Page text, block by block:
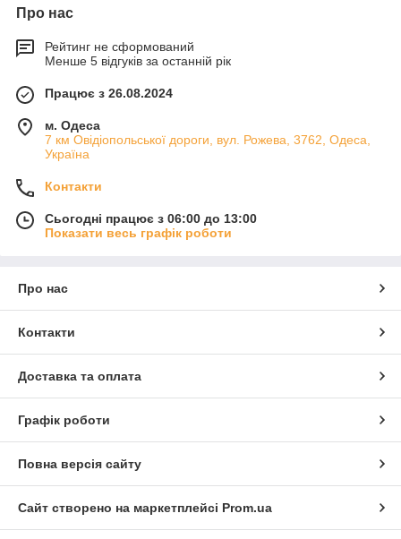
Про нас
Рейтинг не сформований
Менше 5 відгуків за останній рік
Працює з 26.08.2024
м. Одеса
7 км Овідіопольської дороги, вул. Рожева, 3762, Одеса,
Україна
Контакти
Сьогодні працює з 06:00 до 13:00
Показати весь графік роботи
Про нас
Контакти
Доставка та оплата
Графік роботи
Повна версія сайту
Сайт створено на маркетплейсі Prom.ua